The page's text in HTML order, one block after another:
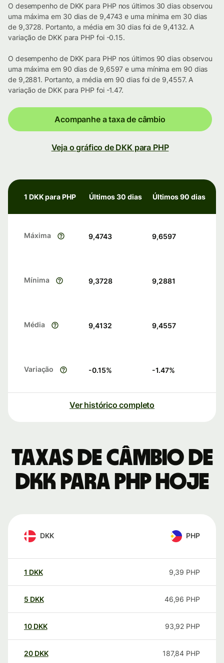
O desempenho de DKK para PHP nos últimos 30 dias observou
uma máxima em 30 dias de 9,4743 e uma mínima em 30 dias
de 9,3728. Portanto, a média em 30 dias foi de 9,4132. A
variação de DKK para PHP foi -0.15.
O desempenho de DKK para PHP nos últimos 90 dias observou
uma máxima em 90 dias de 9,6597 e uma mínima em 90 dias
de 9,2881. Portanto, a média em 90 dias foi de 9,4557. A
variação de DKK para PHP foi -1.47.
Acompanhe a taxa de câmbio
Veja o gráfico de DKK para PHP
1 DKK para PHP Últimos 30 dias Últimos 90 dias
Máxima 9,4743 9,6597
Mínima 9,3728 9,2881
Média 9,4132 9,4557
Variação -0.15% -1.47%
Ver histórico completo
Taxas de câmbio de
DKK para PHP hoje
DKK PHP
1 DKK 9,39 PHP
5 DKK 46,96 PHP
10 DKK 93,92 PHP
20 DKK 187,84 PHP